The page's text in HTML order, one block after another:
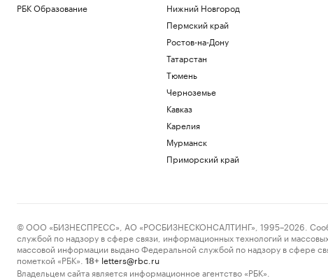
Бизнес
В России разработали национальный
стандарт для синтетических данных
стало испытание военными глушителя
Эксперты назвали кражу биткоина
Аналитики оценили рост спроса на
РБК Образование
Нижний Новгород
Пермский край
Ростов-на-Дону
Татарстан
Тюмень
Черноземье
Кавказ
Карелия
Мурманск
Приморский край
© ООО «БИЗНЕСПРЕСС», АО «РОСБИЗНЕСКОНСАЛТИНГ», 1995–2026.
службой по надзору в сфере связи, информационных технологий и
массовой информации выдано Федеральной службой по надзору в сфере
пометкой «РБК».
18+ letters@rbc.ru
Владельцем сайта является информационное агентство «РБК».